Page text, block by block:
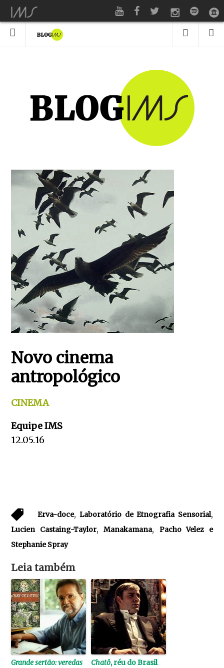
Novo cinema
antropológico
CINEMA
Equipe IMS
12.05.16
Erva-doce,Laboratório de Etnografia Sensorial,
Lucien Castaing-Taylor,Manakamana,
Pacho Velez e
Stephanie Spray
Leia também
Grande sertão: veredas
Chatô, réu do Brasil